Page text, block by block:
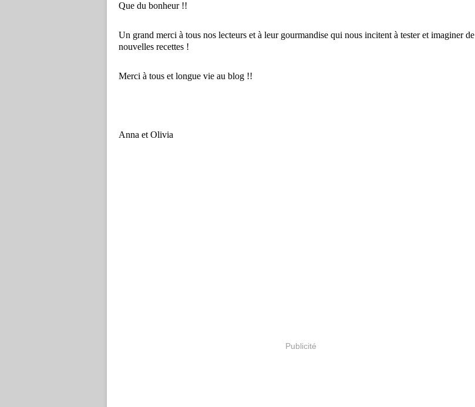
Que du bonheur !!
Un grand merci à tous nos lecteurs et à leur gourmandise qui nous incitent à tester et imaginer de
nouvelles recettes !
Merci à tous et longue vie au blog !!
Anna et Olivia
Publicité